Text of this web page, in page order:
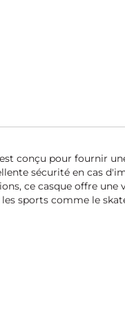
conçu pour fournir
sécurité en cas
ce casque offre
sports comme le